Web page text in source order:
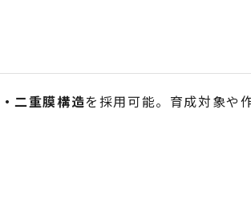
二重膜構造を採用可能。育成対象や